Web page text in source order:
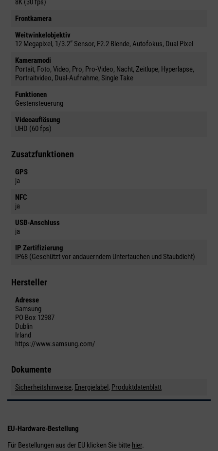
8K (30 fps)
Frontkamera
Weitwinkelobjektiv
12 Megapixel, 1/3.2“ Sensor, F2.2 Blende, Autofokus, Dual Pixel
Kameramodi
Portait, Foto, Video, Pro, Pro-Video, Nacht, Zeitlupe, Hyperlapse,
Portraitvideo, Dual-Aufnahme, Single Take
Funktionen
Gestensteuerung
Videoauflösung
UHD (60 fps)
Zusatzfunktionen
GPS
ja
NFC
ja
USB-Anschluss
ja
IP Zertifizierung
IP68 (Geschützt vor andauerndem Untertauchen und Staubdicht)
Hersteller
Adresse
Samsung
PO Box 12987
Dublin
Irland
https://www.samsung.com/
Dokumente
Sicherheitshinweise, Energielabel, Produktdatenblatt
EU-Hardware-Bestellung
Für Bestellungen aus der EU klicken Sie bitte hier.